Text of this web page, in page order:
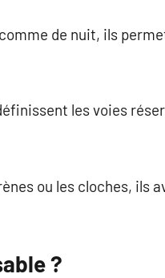
de nuit, ils
les voies
ou les cloches, ils
?